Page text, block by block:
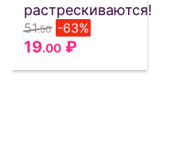
растрескиваются!
51.50 -63%
19.00 ₽